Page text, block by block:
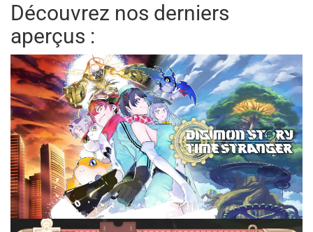
Découvrez nos derniers
aperçus :